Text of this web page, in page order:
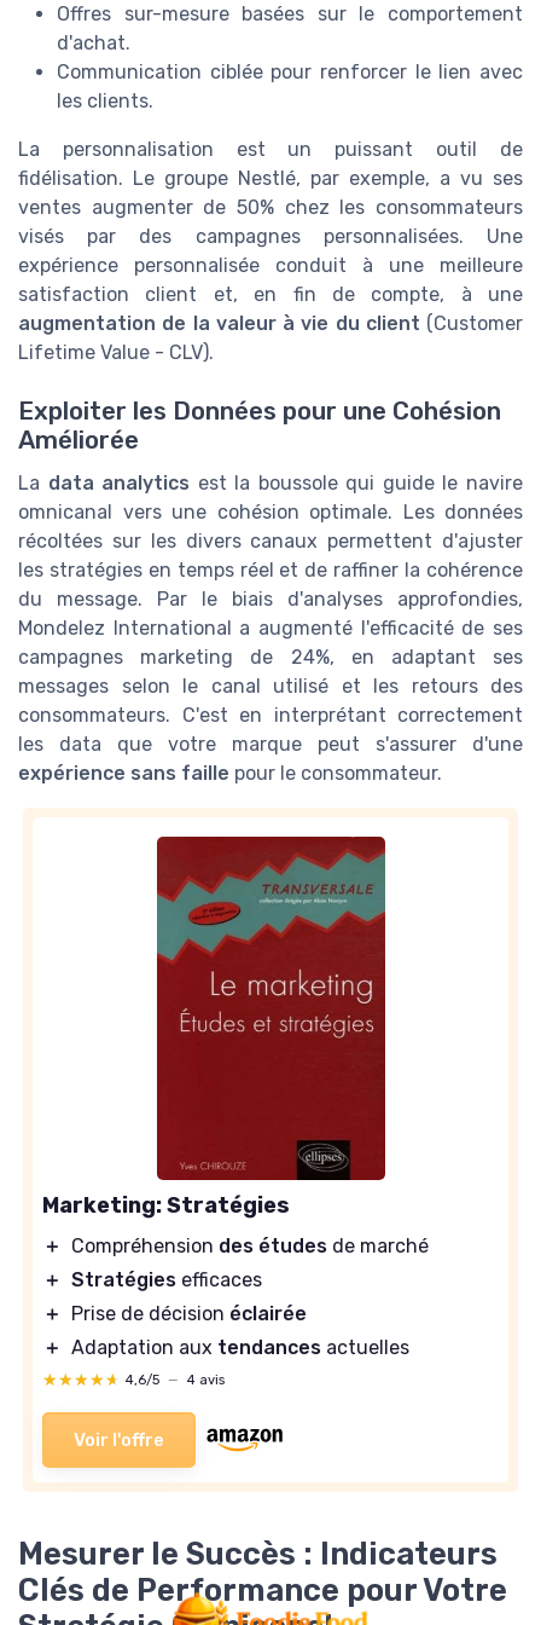
Offres sur-mesure basées sur le comportement
d'achat.
Communication ciblée pour renforcer le lien avec
les clients.
La personnalisation est un puissant outil de
fidélisation. Le groupe Nestlé, par exemple, a vu ses
ventes augmenter de 50% chez les consommateurs
visés par des campagnes personnalisées. Une
expérience personnalisée conduit à une meilleure
satisfaction client et, en fin de compte, à une
augmentation de la valeur à vie du client (Customer
Lifetime Value - CLV).
Exploiter les Données pour une Cohésion
Améliorée
La data analytics est la boussole qui guide le navire
omnicanal vers une cohésion optimale. Les données
récoltées sur les divers canaux permettent d'ajuster
les stratégies en temps réel et de raffiner la cohérence
du message. Par le biais d'analyses approfondies,
Mondelez International a augmenté l'efficacité de ses
campagnes marketing de 24%, en adaptant ses
messages selon le canal utilisé et les retours des
consommateurs. C'est en interprétant correctement
les data que votre marque peut s'assurer d'une
expérience sans faille pour le consommateur.
Marketing: Stratégies
＋ Compréhension des études de marché
＋ Stratégies efficaces
＋
Prise de décision éclairée
＋ Adaptation aux tendances actuelles
★★★★★
★★★★★ 4,6/5 — 4 avis
Voir l'offre
Mesurer le Succès : Indicateurs
Clés de Performance pour Votre